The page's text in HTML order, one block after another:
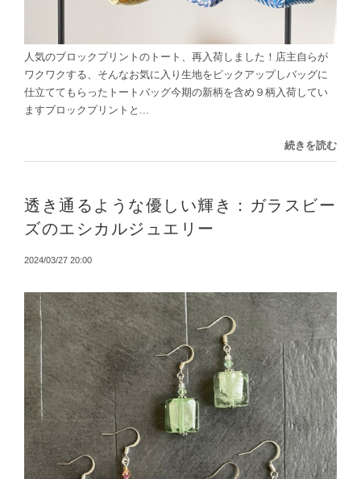
人気のブロックプリントのトート、再入荷しました！店主自らが
ワクワクする、そんなお気に入り生地をピックアップしバッグに
仕立ててもらったトートバッグ今期の新柄を含め９柄入荷してい
ますブロックプリントと...
続きを読む
透き通るような優しい輝き：ガラスビー
ズのエシカルジュエリー
2024/03/27 20:00